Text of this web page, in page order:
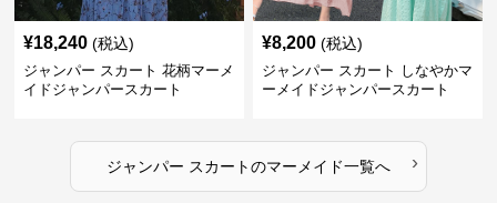
¥18,240 (税込)
ジャンパー スカート 花柄マーメ
イドジャンパースカート
¥8,200 (税込)
ジャンパー スカート しなやかマ
ーメイドジャンパースカート
ジャンパー スカートのマーメイド一覧へ ›